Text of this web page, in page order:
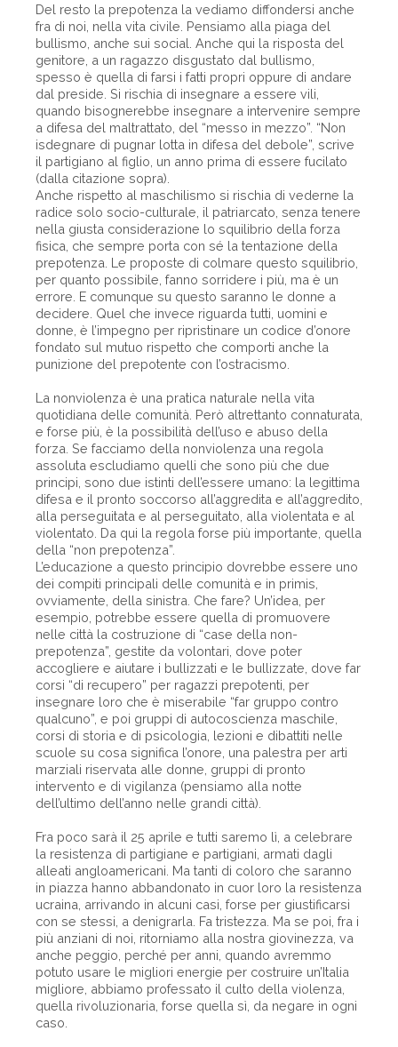
Del resto la prepotenza la vediamo diffondersi anche
fra di noi, nella vita civile. Pensiamo alla piaga del
bullismo, anche sui social. Anche qui la risposta del
genitore, a un ragazzo disgustato dal bullismo,
spesso è quella di farsi i fatti propri oppure di andare
dal preside. Si rischia di insegnare a essere vili,
quando bisognerebbe insegnare a intervenire sempre
a difesa del maltrattato, del “messo in mezzo”. “Non
isdegnare di pugnar lotta in difesa del debole”, scrive
il partigiano al figlio, un anno prima di essere fucilato
(dalla citazione sopra).
Anche rispetto al maschilismo si rischia di vederne la
radice solo socio-culturale, il patriarcato, senza tenere
nella giusta considerazione lo squilibrio della forza
fisica, che sempre porta con sé la tentazione della
prepotenza. Le proposte di colmare questo squilibrio,
per quanto possibile, fanno sorridere i più, ma è un
errore. E comunque su questo saranno le donne a
decidere. Quel che invece riguarda tutti, uomini e
donne, è l’impegno per ripristinare un codice d’onore
fondato sul mutuo rispetto che comporti anche la
punizione del prepotente con l’ostracismo.
La nonviolenza è una pratica naturale nella vita
quotidiana delle comunità. Però altrettanto connaturata,
e forse più, è la possibilità dell’uso e abuso della
forza. Se facciamo della nonviolenza una regola
assoluta escludiamo quelli che sono più che due
principi, sono due istinti dell’essere umano: la legittima
difesa e il pronto soccorso all’aggredita e all’aggredito,
alla perseguitata e al perseguitato, alla violentata e al
violentato. Da qui la regola forse più importante, quella
della “non prepotenza”.
L’educazione a questo principio dovrebbe essere uno
dei compiti principali delle comunità e in primis,
ovviamente, della sinistra. Che fare? Un’idea, per
esempio, potrebbe essere quella di promuovere
nelle città la costruzione di “case della non-
prepotenza”, gestite da volontari, dove poter
accogliere e aiutare i bullizzati e le bullizzate, dove far
corsi “di recupero” per ragazzi prepotenti, per
insegnare loro che è miserabile “far gruppo contro
qualcuno”, e poi gruppi di autocoscienza maschile,
corsi di storia e di psicologia, lezioni e dibattiti nelle
scuole su cosa significa l’onore, una palestra per arti
marziali riservata alle donne, gruppi di pronto
intervento e di vigilanza (pensiamo alla notte
dell’ultimo dell’anno nelle grandi città).
Fra poco sarà il 25 aprile e tutti saremo lì, a celebrare
la resistenza di partigiane e partigiani, armati dagli
alleati angloamericani. Ma tanti di coloro che saranno
in piazza hanno abbandonato in cuor loro la resistenza
ucraina, arrivando in alcuni casi, forse per giustificarsi
con se stessi, a denigrarla. Fa tristezza. Ma se poi, fra i
più anziani di noi, ritorniamo alla nostra giovinezza, va
anche peggio, perché per anni, quando avremmo
potuto usare le migliori energie per costruire un’Italia
migliore, abbiamo professato il culto della violenza,
quella rivoluzionaria, forse quella sì, da negare in ogni
caso.